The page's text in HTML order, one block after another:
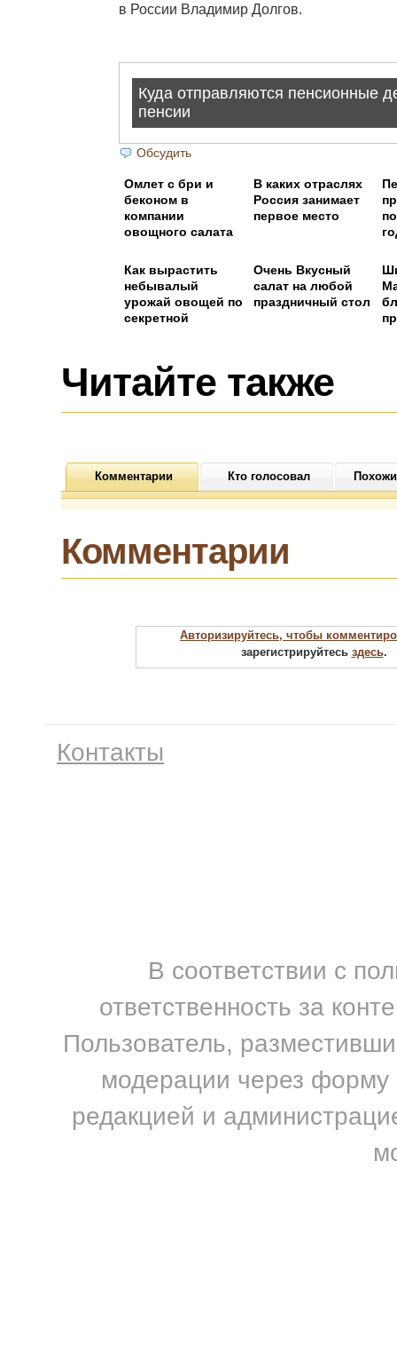
в России Владимир Долгов.
Обсудить
Омлет с бри и
беконом в
компании
овощного салата
В каких отраслях
Россия занимает
первое место
Как вырастить
небывалый
урожай овощей по
секретной
Очень Вкусный
салат на любой
праздничный стол
Читайте также
Комментарии Кто голосовал
Комментарии
Авторизируйтесь, чтобы
зарегистрируйтесь здесь.
Контакты
В соответствии с
ответственность за
Пользователь,
модерации через форму
редакцией и